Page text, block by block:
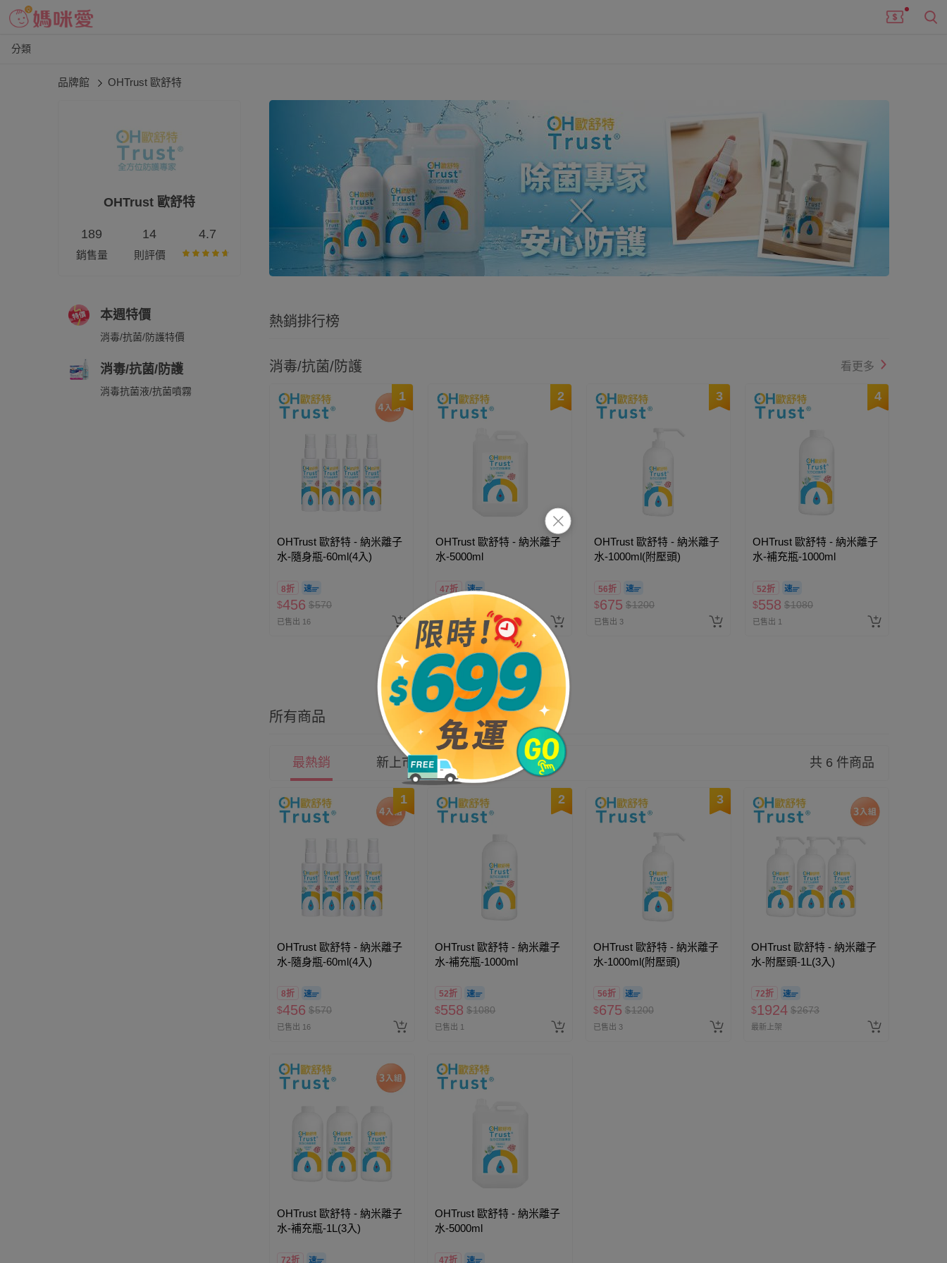
分類
品牌館 OHTrust 歐舒特
OHTrust 歐舒特
189
銷售量
14
則評價
4.7
本週特價
消毒/抗菌/防護特價
消毒/抗菌/防護
消毒抗菌液/抗菌噴霧
熱銷排行榜
消毒/抗菌/防護 看更多
1
OHTrust 歐舒特 - 納米離子
水-隨身瓶-60ml(4入)
8折
$456 $570
已售出 16
2
OHTrust 歐舒特 - 納米離子
水-5000ml
47折
$2250
已售出 3
3
OHTrust 歐舒特 - 納米離子
水-1000ml(附壓頭)
56折
$675 $1200
已售出 3
4
OHTrust 歐舒特 - 納米離子
水-補充瓶-1000ml
52折
$558 $1080
已售出 1
所有商品
最熱銷 新上市 共 6 件商品
1
OHTrust 歐舒特 - 納米離子
水-隨身瓶-60ml(4入)
8折
$456 $570
已售出 16
2
OHTrust 歐舒特 - 納米離子
水-補充瓶-1000ml
52折
$558 $1080
已售出 1
3
OHTrust 歐舒特 - 納米離子
水-1000ml(附壓頭)
56折
$675 $1200
已售出 3
OHTrust 歐舒特 - 納米離子
水-附壓頭-1L(3入)
72折
$1924 $2673
最新上架
OHTrust 歐舒特 - 納米離子
水-補充瓶-1L(3入)
72折
OHTrust 歐舒特 - 納米離子
水-5000ml
47折